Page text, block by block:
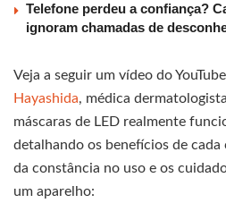
Telefone perdeu a confiança?
ignoram chamadas de
Veja a seguir um vídeo do
Hayashida, médica
máscaras de LED realmente
detalhando os benefícios de
da constância no uso e os
um aparelho: